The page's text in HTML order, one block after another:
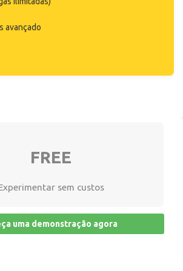
avançado
FREE
sem custos
uma demonstração agora